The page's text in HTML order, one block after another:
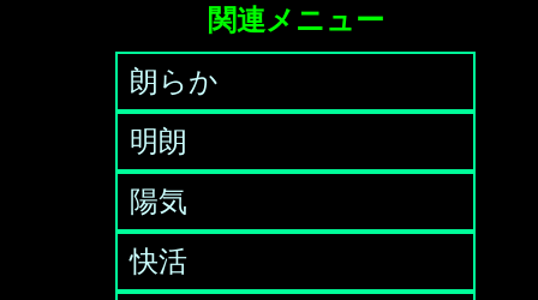
関連メニュー
朗らか
明朗
陽気
快活